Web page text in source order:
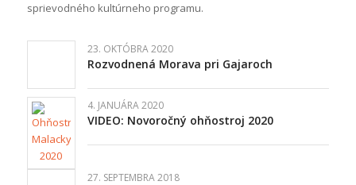
sprievodného kultúrneho programu.
23. OKTÓBRA 2020
Rozvodnená Morava pri Gajaroch
4. JANUÁRA 2020
VIDEO: Novoročný ohňostroj 2020
27. SEPTEMBRA 2018